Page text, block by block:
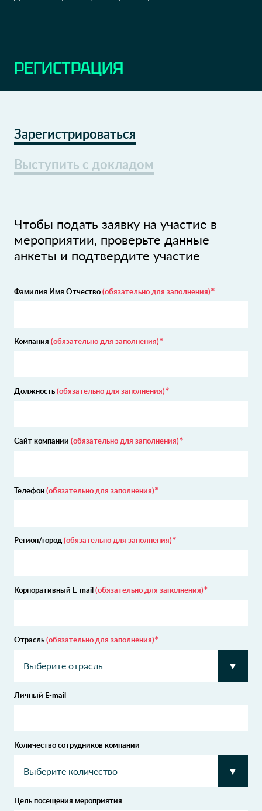
РЕГИСТРАЦИЯ
Зарегистрироваться
Выступить с докладом
Чтобы подать заявку на участие в
мероприятии, проверьте данные
анкеты и подтвердите участие
Фамилия Имя Отчество(обязательно для заполнения)
Компания (обязательно для заполнения)
Должность(обязательно для заполнения)
Сайт компании (обязательно для заполнения)
Телефон(обязательно для заполнения)
Регион/город (обязательно для заполнения)
Корпоративный E-mail(обязательно для заполнения)
Отрасль(обязательно для заполнения)
Личный E-mail
Количество сотрудников компании
Цель посещения мероприятия